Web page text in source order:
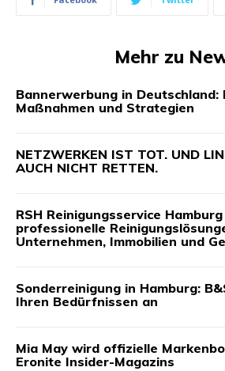
Mehr zu
Bannerwerbung in Deutschland:
Maßnahmen und Strategien
NETZWERKEN IST TOT. UND
AUCH NICHT RETTEN.
RSH Reinigungsservice
professionelle
Unternehmen, Immobilien und
Sonderreinigung in Hamburg:
Ihren Bedürfnissen an
Mia May wird offizielle
Eronite Insider-Magazins